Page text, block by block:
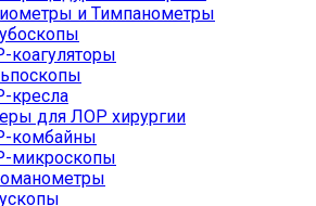
и Тимпанометры
коагуляторы
кресла
для ЛОР хирургии
комбайны
микроскопы